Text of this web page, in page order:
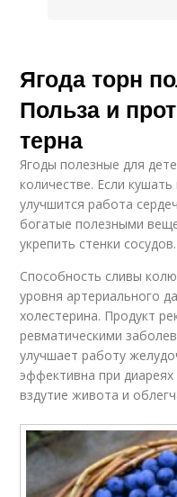
Польза для
Польза для детей
мужчин
Польза для
Польза для
Ягода торн
Польза и
терна
Ягоды полезные для
количестве. Если
улучшится работа
богатые полезными
укрепить стенки сосудов.
Способность сливы
уровня артериального
холестерина. Продукт
ревматическими
улучшает работу
эффективна при
вздутие живота и